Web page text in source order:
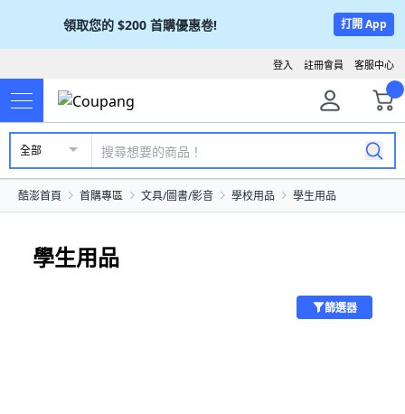
領取您的 $200 首購優惠卷! 打開 App
客服中心
註冊會員
登入
全部
酷澎首頁 首購專區 文具/圖書/影音 學校用品 學生用品
學生用品
篩選器